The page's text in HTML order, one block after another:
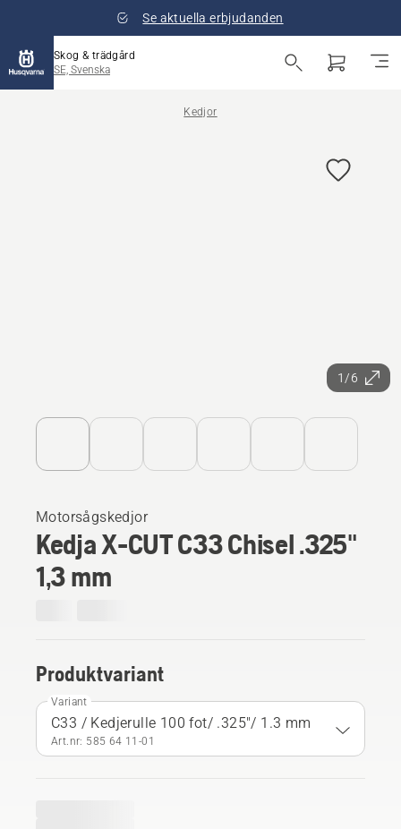
Se aktuella erbjudanden
Skog & trädgård
SE, Svenska
Kedjor
1/6
Motorsågskedjor
Kedja X-CUT C33 Chisel .325"
1,3 mm
Produktvariant
Variant
C33 / Kedjerulle 100 fot/ .325"/ 1.3 mm
Art.nr: 585 64 11‑01